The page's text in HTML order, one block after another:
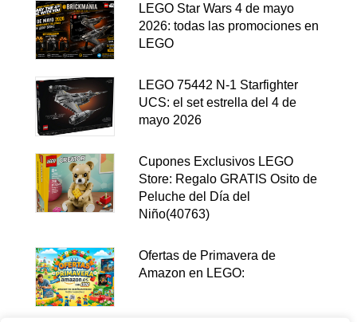
LEGO Star Wars 4 de mayo
2026: todas las promociones en
LEGO
LEGO 75442 N-1 Starfighter
UCS: el set estrella del 4 de
mayo 2026
Cupones Exclusivos LEGO
Store: Regalo GRATIS Osito de
Peluche del Día del
Niño(40763)
Ofertas de Primavera de
Amazon en LEGO: